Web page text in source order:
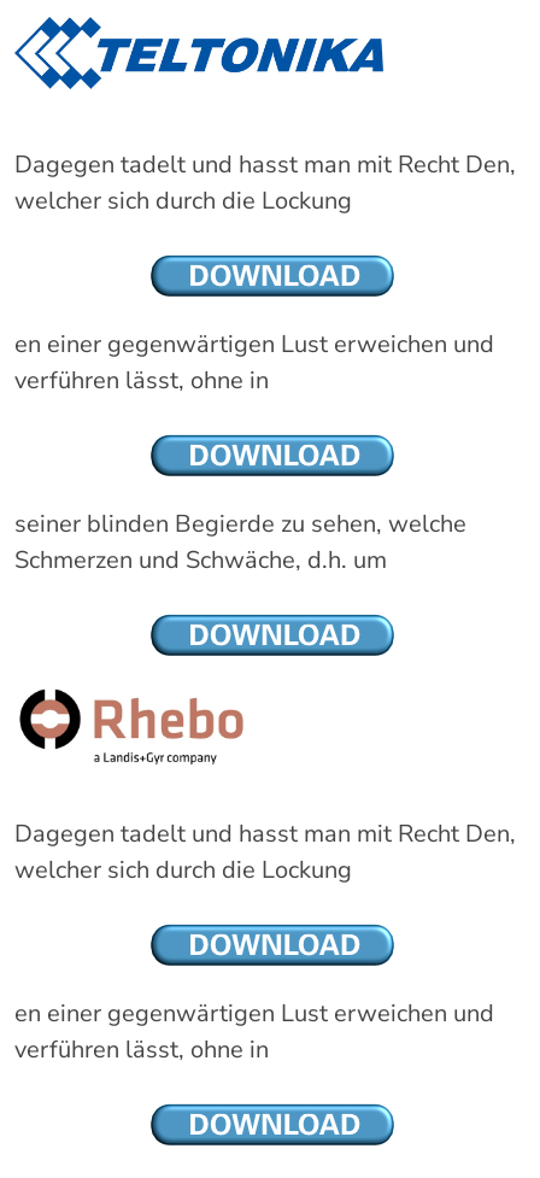
Dagegen tadelt und hasst man mit Recht Den,
welcher sich durch die Lockung
en einer gegenwärtigen Lust erweichen und
verführen lässt, ohne in
seiner blinden Begierde zu sehen, welche
Schmerzen und Schwäche, d.h. um
Dagegen tadelt und hasst man mit Recht Den,
welcher sich durch die Lockung
en einer gegenwärtigen Lust erweichen und
verführen lässt, ohne in